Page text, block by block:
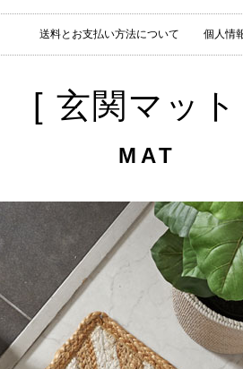
送料とお支払い方法について 個人情
[ 玄関マッ
MAT